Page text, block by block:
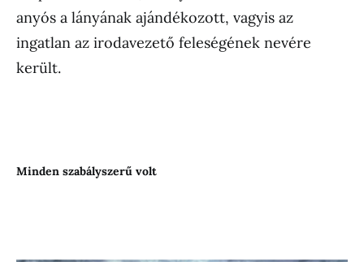
anyós a lányának ajándékozott, vagyis az
ingatlan az irodavezető feleségének nevére
került.
Minden szabályszerű volt